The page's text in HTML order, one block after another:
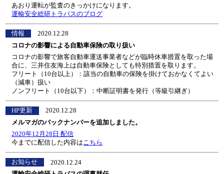
あおり運転が監査のきっかけになります。
運輸安全総研トラバスのブログ
情報
2020.12.28
コロナの影響による自動車保険の取り扱い
コロナの影響で旅客自動車運送事業者などが臨時休車措置を取った場
合に、三井住友海上は自動車保険としても特別措置を取ります。
フリート（10台以上）：該当の自動車の保険を掛けておかなくてよい
（減車）扱い
ノンフリート（10台以下）：中断証明書を発行（等級引継ぎ）
HP更新
2020.12.28
メルマガのバックナンバーを追加しました。
2020年12月28日 配信
今までに配信した内容はこちら
お知らせ
2020.12.24